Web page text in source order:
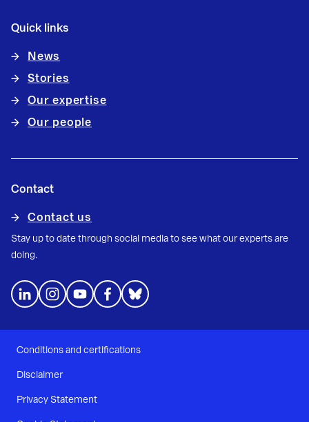
Quick links
News
Stories
Our expertise
Our people
Contact
Contact us
Stay up to date through social media to see what our experts are
doing.
Conditions and certifications
Disclaimer
Privacy Statement